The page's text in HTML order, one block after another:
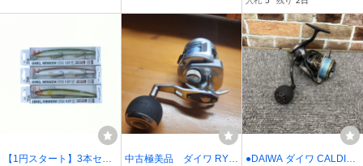
【1円スタート】3本セッ
中古極美品 ダイワ RYO
●DAIWA ダイワ CALDIA